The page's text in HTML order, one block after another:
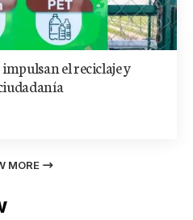
el reciclaje y
MORE